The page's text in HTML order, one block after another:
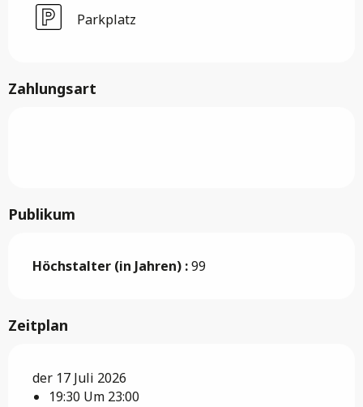
Parkplatz
Zahlungsart
Publikum
Höchstalter (in Jahren) :99
Zeitplan
der 17 Juli 2026
19:30 Um 23:00